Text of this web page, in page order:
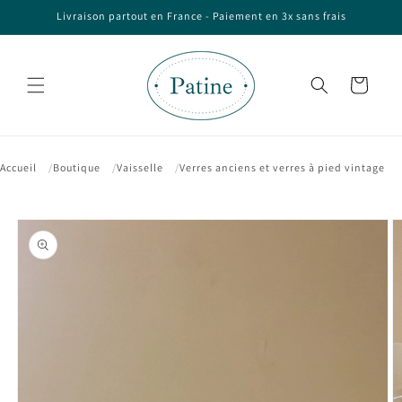
et passerLivraison partout en France - Paiement en 3x sans frais
Panier
Accueil Boutique Vaisselle Verres anciens et verres à pied vintage
Passer aux
informations
produits